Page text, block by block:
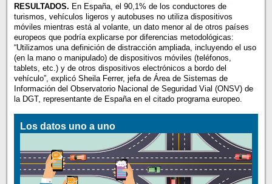
RESULTADOS. En España, el 90,1% de los conductores de
turismos, vehículos ligeros y autobuses no utiliza dispositivos
móviles mientras está al volante, un dato menor al de otros países
europeos que podría explicarse por diferencias metodológicas:
“Utilizamos una definición de distracción ampliada, incluyendo el uso
(en la mano o manipulado) de dispositivos móviles (teléfonos,
tablets, etc.) y de otros dispositivos electrónicos a bordo del
vehículo”, explicó Sheila Ferrer, jefa de Área de Sistemas de
Información del Observatorio Nacional de Seguridad Vial (ONSV) de
la DGT, representante de España en el citado programa europeo.
Los datos uno a uno